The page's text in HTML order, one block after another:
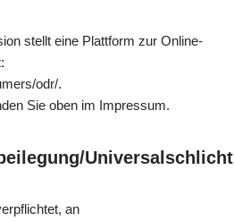
stellt eine Plattform zur Online-
odr/.
Sie oben im Impressum.
an